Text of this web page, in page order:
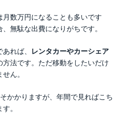
数万円になることも多いです
無駄な出費になりがちです。
れば、
レンタカーやカーシェア
法です。ただ移動をしたいだけ
ん。
かかりますが、年間で見ればこち
。